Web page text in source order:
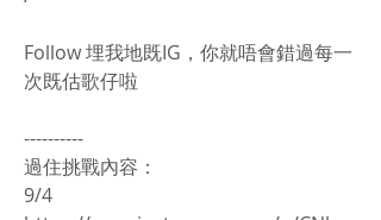
Follow 埋我地既IG，你就唔會錯過每一
次既估歌仔啦
----------
過住挑戰內容：
9/4